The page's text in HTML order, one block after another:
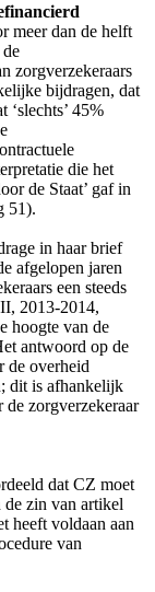
meer dan de helft
zorgverzekeraars
bijdragen, dat
‘slechts’ 45%
die het
de Staat’ gaf in
51).
in haar brief
afgelopen jaren
een steeds
2013-2014,
hoogte van de
antwoord op de
de overheid
dit is afhankelijk
de zorgverzekeraar
dat CZ moet
de zin van artikel
heeft voldaan aan
van